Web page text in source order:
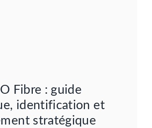
Fibre : guide
identification et
stratégique